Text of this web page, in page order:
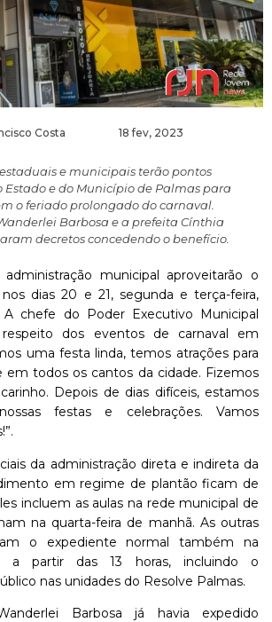
Costa 18 fev, 2023
e municipais terão pontos
Estado e do Município de Palmas para
o feriado prolongado do carnaval.
Barbosa e a prefeita Cínthia
decretos concedendo o benefício.
municipal aproveitarão o
dias 20 e 21, segunda e terça-feira,
A chefe do Poder Executivo Municipal
dos eventos de carnaval em
uma festa linda, temos atrações para
todos os cantos da cidade. Fizemos
Depois de dias difíceis, estamos
festas e celebrações. Vamos
da administração direta e indireta da
em regime de plantão ficam de
incluem as aulas na rede municipal de
na quarta-feira de manhã. As outras
o expediente normal também na
a partir das 13 horas, incluindo o
nas unidades do Resolve Palmas.
Barbosa já havia expedido